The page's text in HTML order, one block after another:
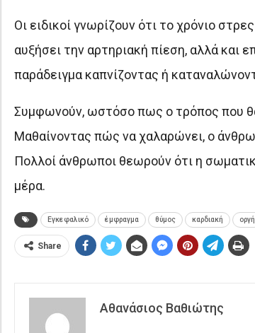
Οι ειδικοί γνωρίζουν ότι το χρόνιο
αυξήσει την αρτηριακή πίεση, αλλά και
παράδειγμα καπνίζοντας ή
Συμφωνούν, ωστόσο πως ο τρόπος που θα
Μαθαίνοντας πώς να χαλαρώνει, ο
Πολλοί άνθρωποι θεωρούν ότι η
μέρα.
Εγκεφαλικό έμφραγμα θύμος καρδιακή οργή
Share
Αθανάσιος Βαθιώτης